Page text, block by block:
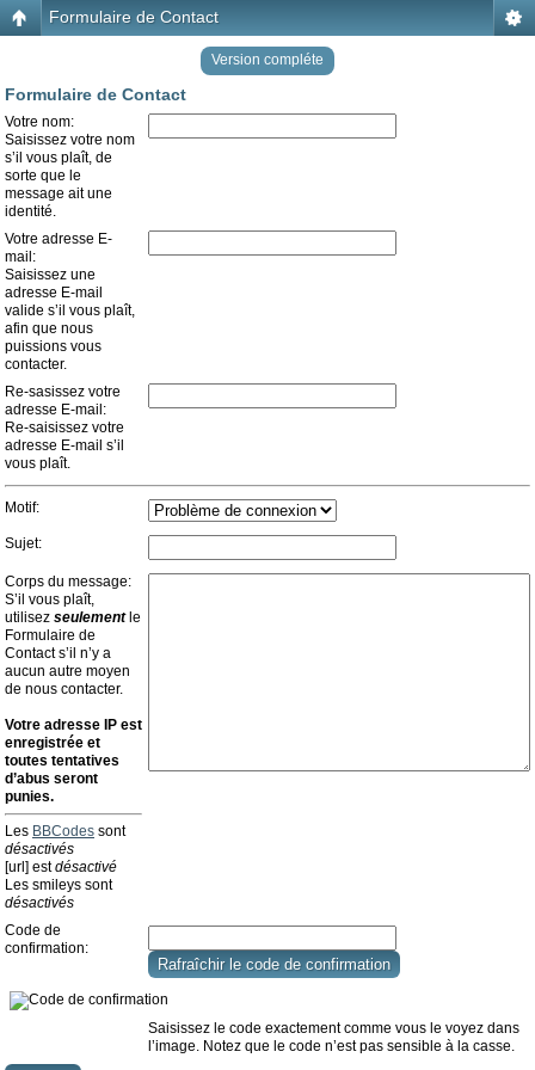
Formulaire de Contact
Version compléte
Formulaire de Contact
Votre nom:
Saisissez votre nom
s’il vous plaît, de
sorte que le
message ait une
identité.
Votre adresse E-
mail:
Saisissez une
adresse E-mail
valide s’il vous plaît,
afin que nous
puissions vous
contacter.
Re-sasissez votre
adresse E-mail:
Re-saisissez votre
adresse E-mail s’il
vous plaît.
Motif:
Sujet:
Corps du message:
S’il vous plaît,
utilisez seulementle
Formulaire de
Contact s’il n’y a
aucun autre moyen
de nous contacter.
Votre adresse ΙΡ est
enregistrée et
toutes tentatives
d’abus seront
punies.
Les BBCodes sont
désactivés
[url] estdésactivé
Les smileys sont
désactivés
Code de
confirmation:
Saisissez le code exactement comme vous le voyez dans
l’image. Notez que le code n’est pas sensible à la casse.